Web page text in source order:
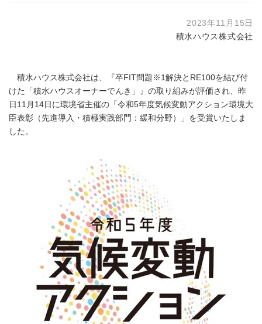
2023年11月15日
積水ハウス株式会社
積水ハウス株式会社は、『卒FIT問題※1解決とRE100を結び付
けた「積水ハウスオーナーでんき」』の取り組みが評価され、昨
日11月14日に環境省主催の「令和5年度気候変動アクション環境大
臣表彰（先進導入・積極実践部門：緩和分野）」を受賞いたしま
した。